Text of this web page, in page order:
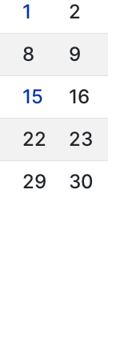
1
2
8
9
15
16
22
23
29
30